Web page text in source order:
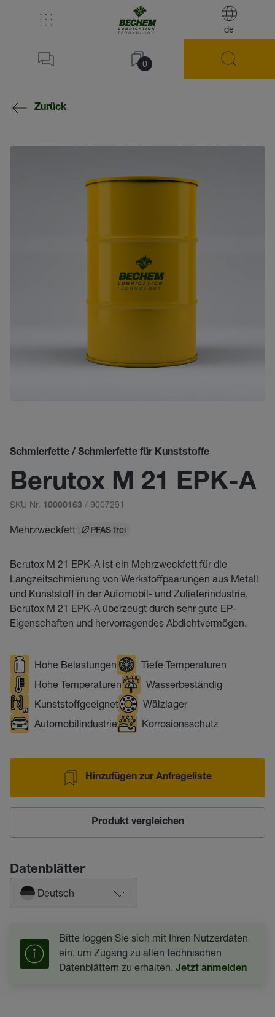
de
0
Zurück
Schmierfette / Schmierfette für Kunststoffe
Berutox M 21 EPK-A
SKU Nr. 10000163 / 9007291
Mehrzweckfett PFAS frei
Berutox M 21 EPK-A ist ein Mehrzweckfett für die
Langzeitschmierung von Werkstoffpaarungen aus Metall
und Kunststoff in der Automobil- und Zulieferindustrie.
Berutox M 21 EPK-A überzeugt durch sehr gute EP-
Eigenschaften und hervorragendes Abdichtvermögen.
Hohe Belastungen
Tiefe Temperaturen
Hohe Temperaturen
Wasserbeständig
Kunststoffgeeignet
Wälzlager
Automobilindustrie
Korrosionsschutz
Hinzufügen zur Anfrageliste
Produkt vergleichen
Datenblätter
Deutsch
Bitte loggen Sie sich mit Ihren Nutzerdaten
ein, um Zugang zu allen technischen
Datenblättern zu erhalten. Jetzt anmelden